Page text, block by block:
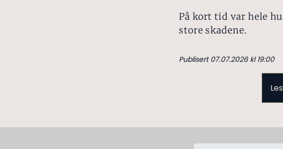
På kort tid var hele
store skadene.
Publisert 07.07.2026 kl 19:00